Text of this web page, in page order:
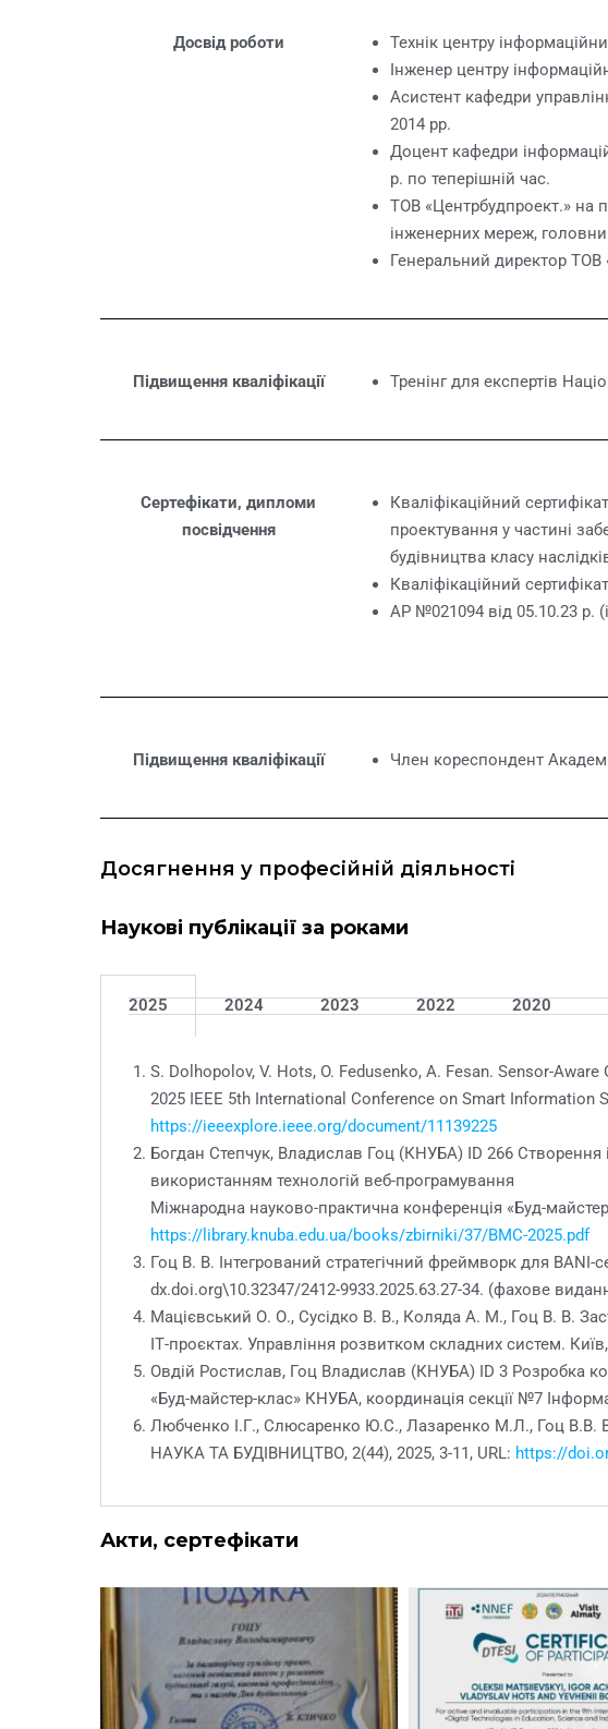
Досвід роботи
Технік центру
Інженер центру
Асистент кафедри
2014 рр.
Доцент кафедри
р. по теперішній час.
ТОВ «Центрбудпроект.» на
інженерних мереж,
Генеральний директор ТОВ
Підвищення кваліфікації Тренінг для експертів
Сертефікати, дипломи
посвідчення
Кваліфікаційний
проектування у частині
будівництва класу
Кваліфікаційний
АР №021094 від 05.10.23 р.
Підвищення кваліфікації Член кореспондент
Досягнення у професійній діяльності
Наукові публікації за роками
2025 2024 2023 2022 2020
S. Dolhopolov, V. Hots, O. Fedusenko, A. Fesan. Sensor-
2025 IEEE 5th International Conference on Smart Information
https://ieeexplore.ieee.org/document/11139225
Богдан Степчук, Владислав Гоц (КНУБА) ID 266 Створення
використанням технологій веб-програмування
Міжнародна науково-практична конференція «Буд-
https://library.knuba.edu.ua/books/zbirniki/37/BMC-2025.pdf
Гоц В. В. Інтегрований стратегічний фреймворк для
dx.doi.org\10.32347/2412-9933.2025.63.27-34. (фахове
Мацієвський О. О., Сусідко В. В., Коляда А. М., Гоц В. В.
ІТ-проєктах. Управління розвитком складних систем.
Овдій Ростислав, Гоц Владислав (КНУБА) ID 3 Розробка
«Буд-майстер-клас» КНУБА, координація секції №7
Любченко І.Г., Слюсаренко Ю.С., Лазаренко М.Л., Гоц В.В.
НАУКА ТА БУДIВНИЦТВО, 2(44), 2025, 3-11, URL: https://
Акти, сертефікати